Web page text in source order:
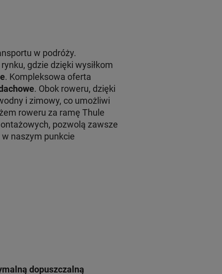
w podróży.
gdzie dzięki wysiłkom
. Kompleksowa oferta
. Obok roweru, dzięki
i zimowy, co umożliwi
roweru za ramę Thule
pozwolą zawsze
naszym punkcie
dopuszczalną